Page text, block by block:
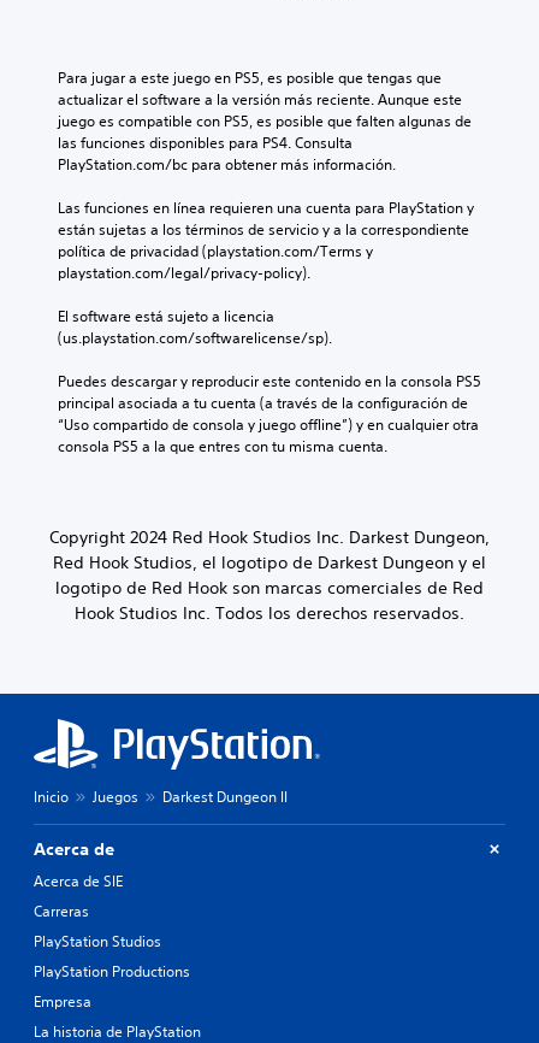
Para jugar a este juego en PS5, es posible que tengas que
actualizar el software a la versión más reciente. Aunque este
juego es compatible con PS5, es posible que falten algunas de
las funciones disponibles para PS4. Consulta
PlayStation.com/bc para obtener más información.
Las funciones en línea requieren una cuenta para PlayStation y
están sujetas a los términos de servicio y a la correspondiente
política de privacidad (playstation.com/Terms y
playstation.com/legal/privacy-policy).
El software está sujeto a licencia
(us.playstation.com/softwarelicense/sp).
Puedes descargar y reproducir este contenido en la consola PS5
principal asociada a tu cuenta (a través de la configuración de
“Uso compartido de consola y juego offline”) y en cualquier otra
consola PS5 a la que entres con tu misma cuenta.
Copyright 2024 Red Hook Studios Inc. Darkest Dungeon,
Red Hook Studios, el logotipo de Darkest Dungeon y el
logotipo de Red Hook son marcas comerciales de Red
Hook Studios Inc. Todos los derechos reservados.
Inicio Juegos Darkest Dungeon II
Acerca de
Acerca de SIE
Carreras
PlayStation Studios
PlayStation Productions
Empresa
La historia de PlayStation